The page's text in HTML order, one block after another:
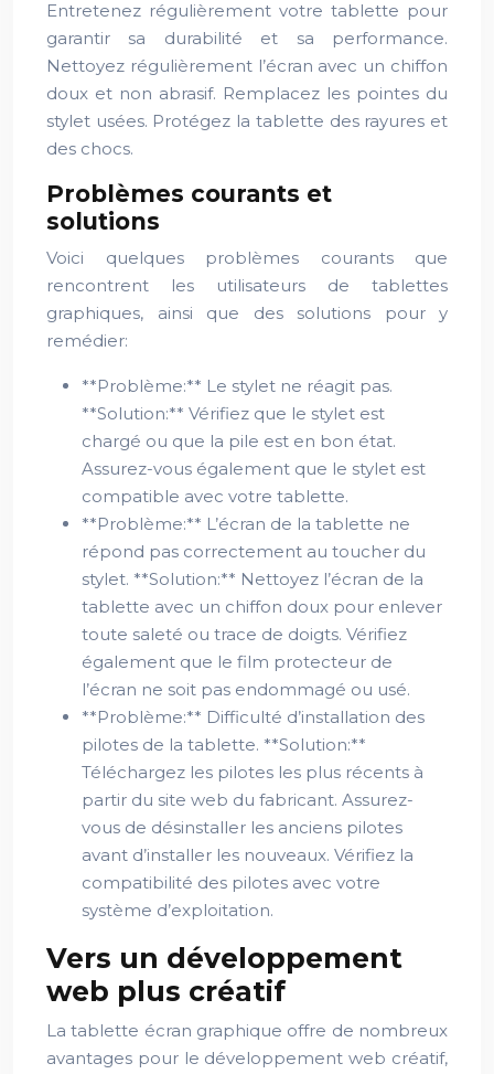
Entretenez régulièrement votre tablette pour
garantir sa durabilité et sa performance.
Nettoyez régulièrement l’écran avec un chiffon
doux et non abrasif. Remplacez les pointes du
stylet usées. Protégez la tablette des rayures et
des chocs.
Problèmes courants et
solutions
Voici quelques problèmes courants que
rencontrent les utilisateurs de tablettes
graphiques, ainsi que des solutions pour y
remédier:
**Problème:** Le stylet ne réagit pas.
**Solution:** Vérifiez que le stylet est
chargé ou que la pile est en bon état.
Assurez-vous également que le stylet est
compatible avec votre tablette.
**Problème:** L’écran de la tablette ne
répond pas correctement au toucher du
stylet. **Solution:** Nettoyez l’écran de la
tablette avec un chiffon doux pour enlever
toute saleté ou trace de doigts. Vérifiez
également que le film protecteur de
l’écran ne soit pas endommagé ou usé.
**Problème:** Difficulté d’installation des
pilotes de la tablette. **Solution:**
Téléchargez les pilotes les plus récents à
partir du site web du fabricant. Assurez-
vous de désinstaller les anciens pilotes
avant d’installer les nouveaux. Vérifiez la
compatibilité des pilotes avec votre
système d’exploitation.
Vers un développement
web plus créatif
La tablette écran graphique offre de nombreux
avantages pour le développement web créatif,